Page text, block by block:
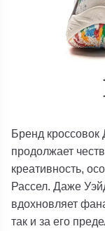
Бренд кроссовок
продолжает
креативность,
Рассел. Даже
вдохновляет
так и за его